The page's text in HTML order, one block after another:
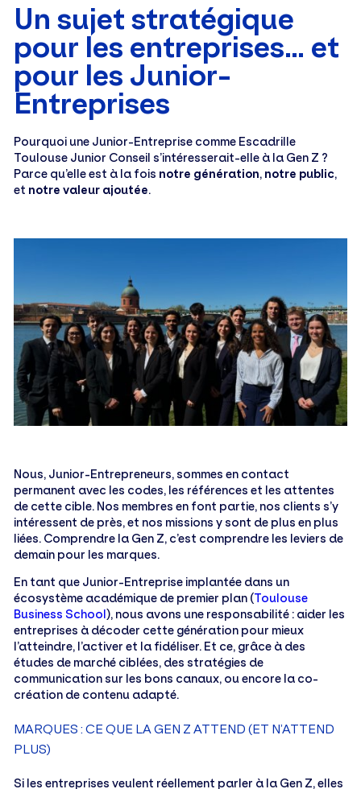
Un sujet stratégique
pour les entreprises… et
pour les Junior-
Entreprises
Pourquoi une Junior-Entreprise comme Escadrille
Toulouse Junior Conseil s’intéresserait-elle à la Gen Z ?
Parce qu’elle est à la fois notre génération, notre public,
et notre valeur ajoutée.
Nous, Junior-Entrepreneurs, sommes en contact
permanent avec les codes, les références et les attentes
de cette cible. Nos membres en font partie, nos clients s’y
intéressent de près, et nos missions y sont de plus en plus
liées. Comprendre la Gen Z, c’est comprendre les leviers de
demain pour les marques.
En tant que Junior-Entreprise implantée dans un
écosystème académique de premier plan (Toulouse
Business School), nous avons une responsabilité : aider les
entreprises à décoder cette génération pour mieux
l’atteindre, l’activer et la fidéliser. Et ce, grâce à des
études de marché ciblées, des stratégies de
communication sur les bons canaux, ou encore la co-
création de contenu adapté.
MARQUES : CE QUE LA GEN Z ATTEND (ET N’ATTEND
PLUS)
Si les entreprises veulent réellement parler à la Gen Z, elles